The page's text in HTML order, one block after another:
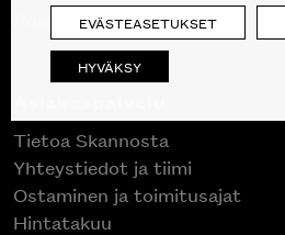
Poistuvat mallikappaleet
Tietoa Skannosta
Yhteystiedot ja tiimi
Ostaminen ja toimitusajat
Hintatakuu
EVÄSTEASETUKSET
HYVÄKSY